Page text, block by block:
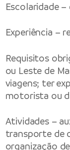
Escolaridade
Experiência –
Requisitos
ou Leste de
viagens; ter
motorista ou
Atividades –
transporte de
organização